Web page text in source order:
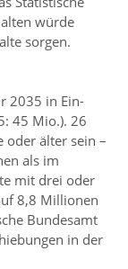
würde
sorgen.
2035 in Ein-
45 Mio.). 26
oder älter sein –
als im
mit drei oder
8,8 Millionen
Bundesamt
in der